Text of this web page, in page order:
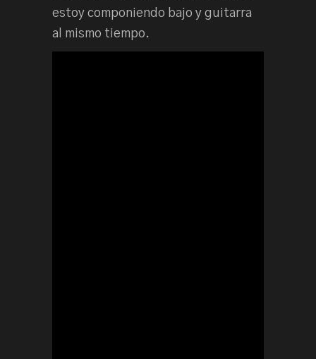
estoy componiendo bajo y guitarra
al mismo tiempo.